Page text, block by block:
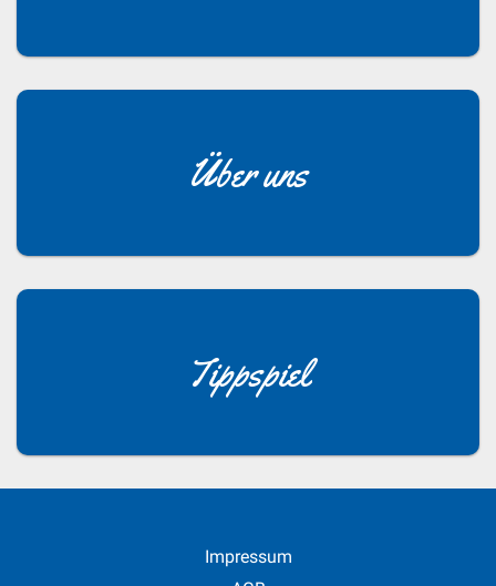
Über uns
Tippspiel
Impressum